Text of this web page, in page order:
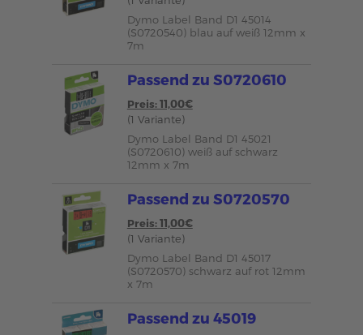
Dymo Label Band D1 45014
(S0720540) blau auf weiß 12mm x
7m
Passend zu S0720610
Preis: 11,00€
(1 Variante)
Dymo Label Band D1 45021
(S0720610) weiß auf schwarz
12mm x 7m
Passend zu S0720570
Preis: 11,00€
(1 Variante)
Dymo Label Band D1 45017
(S0720570) schwarz auf rot 12mm
x 7m
Passend zu 45019